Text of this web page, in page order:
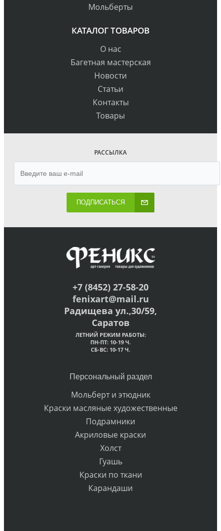
Мольберты
КАТАЛОГ ТОВАРОВ
О нас
Багетная мастерская
Новости
Статьи
Контакты
Товары
РАССЫЛКА
ПОДПИСАТЬСЯ
+7 (8452) 27-58-20
fenixart@mail.ru
Радищева ул.,30/59,
Саратов
ЛЕТНИЙ РЕЖИМ РАБОТЫ:
ПН-ПТ: 10-19 Ч.
СБ-ВС: 10-17 Ч.
Персональный раздел
Мольберт и этюдник
Краски масляные художественные
Подрамники
Акриловые краски
Холст
Гуашь
Краски по ткани
Карандаши